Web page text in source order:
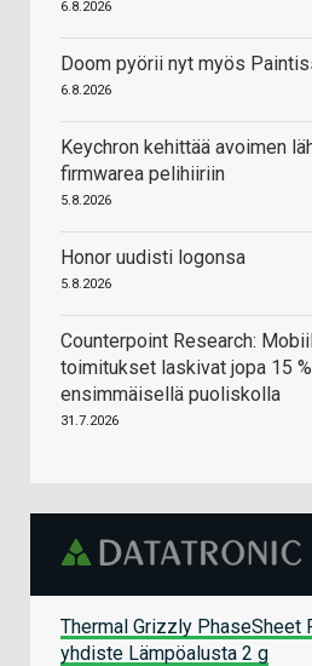
6.8.2026
Doom pyörii nyt myös
6.8.2026
Keychron kehittää avoimen
firmwarea pelihiiriin
5.8.2026
Honor uudisti logonsa
5.8.2026
Counterpoint Research:
toimitukset laskivat jopa 15
ensimmäisellä puoliskolla
31.7.2026
Thermal Grizzly PhaseSheet
yhdiste Lämpöalusta 2 g